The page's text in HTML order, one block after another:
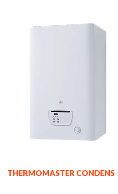
THERMOMASTER CONDENS